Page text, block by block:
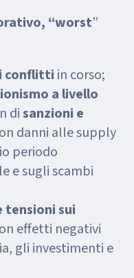
“worst”
conflitti in corso;
a livello
disanzioni e
danni alle supply
periodo
e sugli scambi
tensioni sui
effetti negativi
gli investimenti e